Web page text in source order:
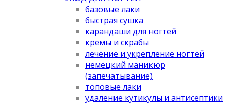
базовые лаки
быстрая сушка
карандаши для ногтей
кремы и скрабы
лечение и укрепление ногтей
немецкий маникюр
(запечатывание)
топовые лаки
удаление кутикулы и антисептики